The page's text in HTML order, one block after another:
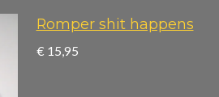
Romper shit happens
€ 15,95